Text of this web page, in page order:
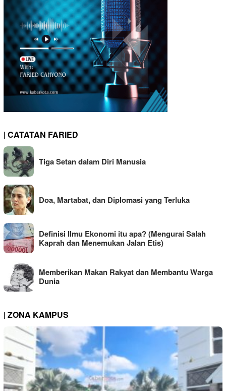
| CATATAN FARIED
Tiga Setan dalam Diri Manusia
Doa, Martabat, dan Diplomasi yang Terluka
Definisi Ilmu Ekonomi itu apa? (Mengurai Salah
Kaprah dan Menemukan Jalan Etis)
Memberikan Makan Rakyat dan Membantu Warga
Dunia
| ZONA KAMPUS